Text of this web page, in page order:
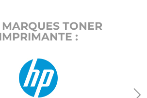
TONER
IMPRIMANTE :